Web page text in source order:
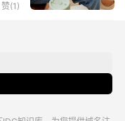
赞(1 )